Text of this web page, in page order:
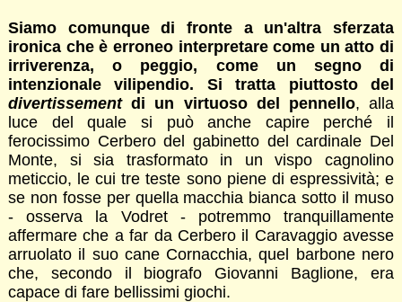
Siamo comunque di fronte a un'altra sferzata
ironica che è erroneo interpretare come un atto di
irriverenza, o peggio, come un segno di
intenzionale vilipendio. Si tratta piuttosto del
divertissementdi un virtuoso del pennello, alla
luce del quale si può anche capire perché il
ferocissimo Cerbero del gabinetto del cardinale Del
Monte, si sia trasformato in un vispo cagnolino
meticcio, le cui tre teste sono piene di espressività; e
se non fosse per quella macchia bianca sotto il muso
- osserva la Vodret - potremmo tranquillamente
affermare che a far da Cerbero il Caravaggio avesse
arruolato il suo cane Cornacchia, quel barbone nero
che, secondo il biografo Giovanni Baglione, era
capace di fare bellissimi giochi.